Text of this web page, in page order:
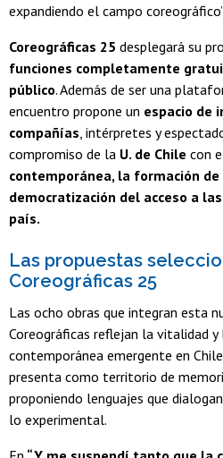
expandiendo el campo
Coreográficas 25 desplegará su
funciones completamente
público. Además de ser una
encuentro propone un espacio de
compañías , intérpretes y
compromiso de la U. de Chile con
contemporánea, la formación
democratización del acceso a
país.
Las propuestas
Coreográficas 25
Las ocho obras que integran esta
Coreográficas reflejan la vitalidad y
contemporánea emergente en
presenta como territorio de
proponiendo lenguajes que
lo experimental.